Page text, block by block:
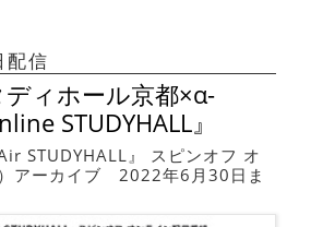
配信
ィホール京都×α-
STUDYHALL』
STUDYHALL』 スピンオフ オ
アーカイブ 2022年6月30日ま